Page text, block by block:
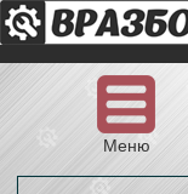
Меню